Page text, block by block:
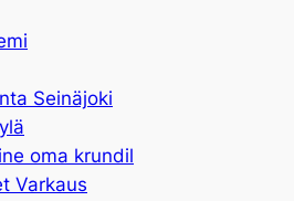
Seinäjoki
oma krundil
Varkaus